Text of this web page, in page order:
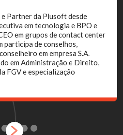
e Partner da Plusoft desde
em tecnologia e BPO e
em grupos de contact center
participa de conselhos,
em empresa S.A.
em Administração e Direito,
FGV e especialização